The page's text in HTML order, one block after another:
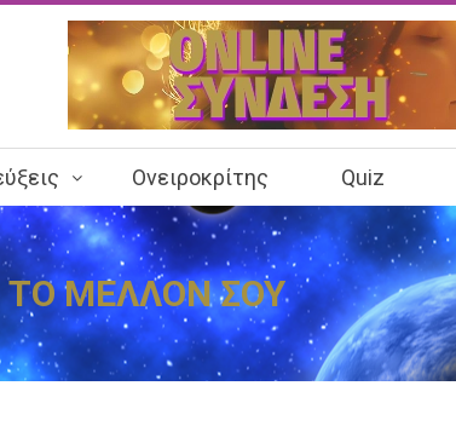
Ονειροκρίτης Quiz
ΤΟ ΜΕΛΛΟΝ ΣΟΥ